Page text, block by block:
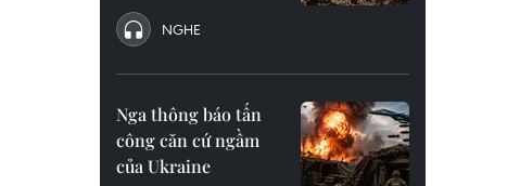
NGHE
Nga thông báo tấn
công căn cứ ngầm
của Ukraine